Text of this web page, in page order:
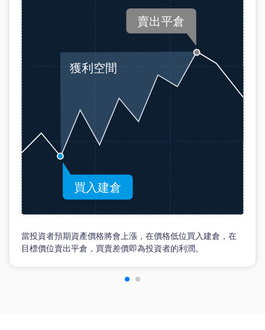
當投資者預期資產價格將會上漲，在價格低位買入建倉，在
目標價位賣出平倉，買賣差價即為投資者的利潤。